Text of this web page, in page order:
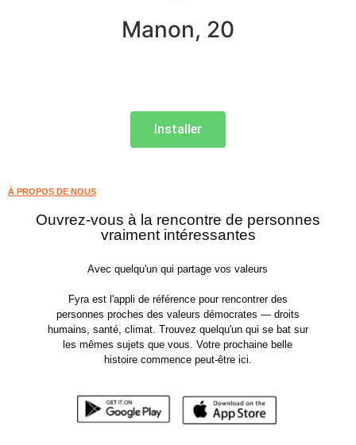
Manon, 20
Installer
À PROPOS DE NOUS
Ouvrez-vous à la rencontre de personnes
vraiment intéressantes
Avec quelqu'un qui partage vos valeurs
Fyra est l'appli de référence pour rencontrer des
personnes proches des valeurs démocrates — droits
humains, santé, climat. Trouvez quelqu'un qui se bat sur
les mêmes sujets que vous. Votre prochaine belle
histoire commence peut-être ici.